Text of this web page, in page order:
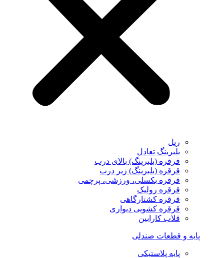
ریل
بلبرینگ تعادل
قرقره (بلبرینگ) بالای درب
قرقره (بلبرینگ) زیر درب
قرقره بکسلی، ورزشی، پرچمی
قرقره رولیک
قرقره کشتارگاهی
قرقره کشویی دیواری
قلاب کارابین
پایه و قطعات صندلی
پایه پلاستیکی